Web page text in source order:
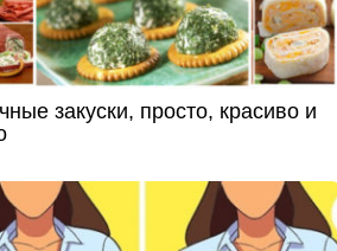
закуски, просто, красиво и